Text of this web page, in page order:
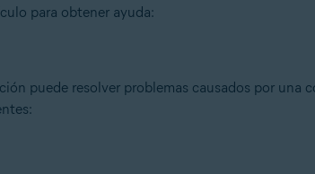
para obtener ayuda:
puede resolver problemas causados por una